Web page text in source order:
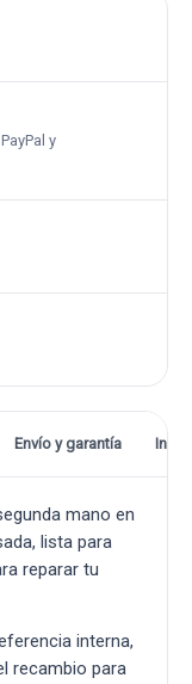
y
Envío y garantía
mano en
lista para
reparar tu
interna,
recambio para